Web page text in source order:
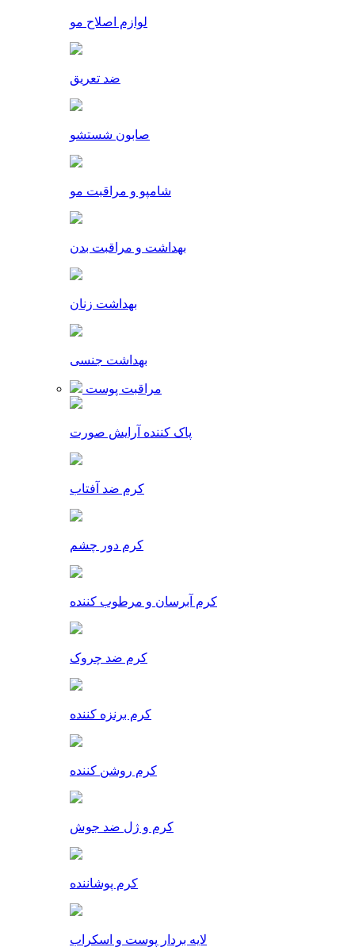
لوازم اصلاح مو
ضد تعریق
صابون شستشو
شامپو و مراقبت مو
بهداشت و مراقبت بدن
بهداشت زنان
بهداشت جنسی
مراقبت پوست
پاک کننده آرایش صورت
کرم ضد آفتاب
کرم دور چشم
کرم آبرسان و مرطوب کننده
کرم ضد چروک
کرم برنزه کننده
کرم روشن کننده
کرم و ژل ضد جوش
کرم پوشاننده
لایه بردار پوست و اسکراب